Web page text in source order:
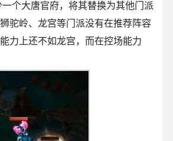
个大唐官府，将其替换为其他门派
驼岭、龙宫等门派没有在推荐阵容
力上还不如龙宫，而在控场能力